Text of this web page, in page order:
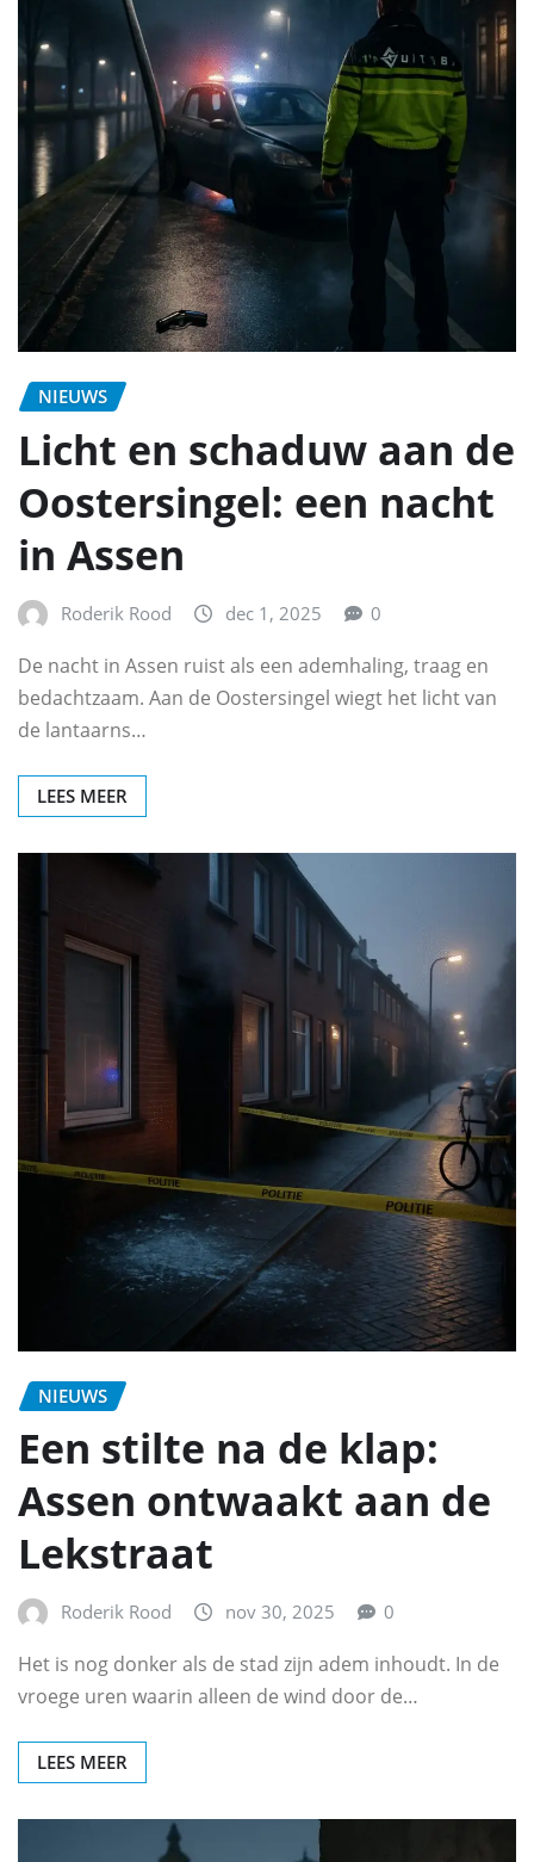
NIEUWS
Licht en schaduw aan de
Oostersingel: een nacht
in Assen
Roderik Rood dec 1, 2025 0
De nacht in Assen ruist als een ademhaling, traag en
bedachtzaam. Aan de Oostersingel wiegt het licht van
de lantaarns…
LEES MEER
NIEUWS
Een stilte na de klap:
Assen ontwaakt aan de
Lekstraat
Roderik Rood nov 30, 2025 0
Het is nog donker als de stad zijn adem inhoudt. In de
vroege uren waarin alleen de wind door de…
LEES MEER